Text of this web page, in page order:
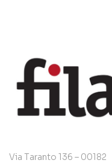
Via Taranto 136 – 00182